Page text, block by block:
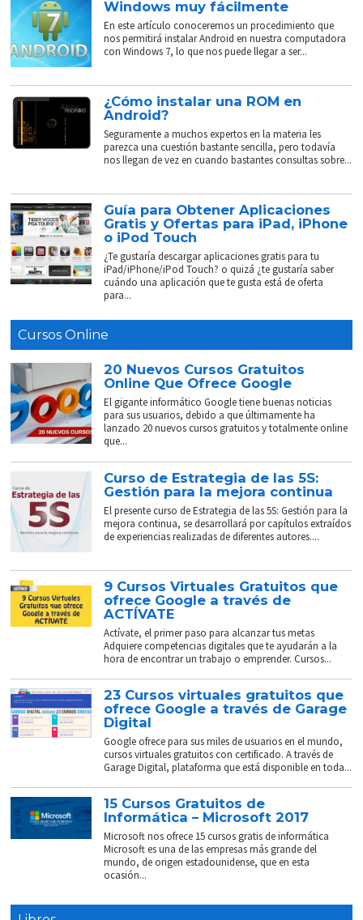
Windows muy fácilmente
En este artículo conoceremos un procedimiento que
nos permitirá instalar Android en nuestra computadora
con Windows 7, lo que nos puede llegar a ser...
¿Cómo instalar una ROM en
Android?
Seguramente a muchos expertos en la materia les
parezca una cuestión bastante sencilla, pero todavía
nos llegan de vez en cuando bastantes consultas sobre...
Guía para Obtener Aplicaciones
Gratis y Ofertas para iPad, iPhone
o iPod Touch
¿Te gustaría descargar aplicaciones gratis para tu
iPad/iPhone/iPod Touch? o quizá ¿te gustaría saber
cuándo una aplicación que te gusta está de oferta
para...
Cursos Online
20 Nuevos Cursos Gratuitos
Online Que Ofrece Google
El gigante informático Google tiene buenas noticias
para sus usuarios, debido a que últimamente ha
lanzado 20 nuevos cursos gratuitos y totalmente online
que...
Curso de Estrategia de las 5S:
Gestión para la mejora continua
El presente curso de Estrategia de las 5S: Gestión para la
mejora continua, se desarrollará por capítulos extraídos
de experiencias realizadas de diferentes autores....
9 Cursos Virtuales Gratuitos que
ofrece Google a través de
ACTÍVATE
Actívate, el primer paso para alcanzar tus metas
Adquiere competencias digitales que te ayudarán a la
hora de encontrar un trabajo o emprender. Cursos...
23 Cursos virtuales gratuitos que
ofrece Google a través de Garage
Digital
Google ofrece para sus miles de usuarios en el mundo,
cursos virtuales gratuitos con certificado. A través de
Garage Digital, plataforma que está disponible en toda...
15 Cursos Gratuitos de
Informática – Microsoft 2017
Microsoft nos ofrece 15 cursos gratis de informática
Microsoft es una de las empresas más grande del
mundo, de origen estadounidense, que en esta
ocasión...